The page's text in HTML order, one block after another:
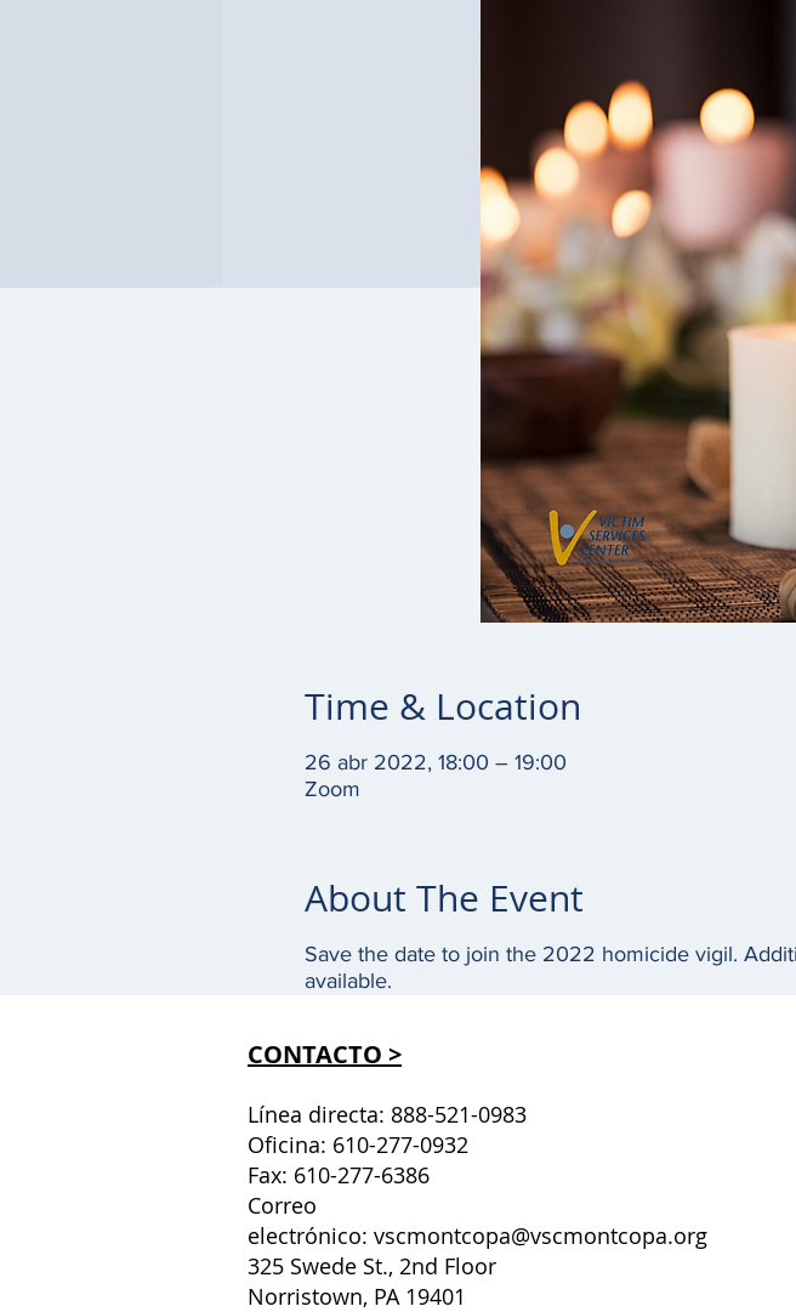
Time & Location
26 abr 2022, 18:00 – 19:00
Zoom
About The Event
Save the date to join the 2022 homicide vigil.
available.
CONTACTO >
Línea directa: 888-521-0983
Oficina: 610-277-0932
Fax: 610-277-6386
Correo
electrónico: vscmontcopa@vscmontcopa.org
325 Swede St., 2nd Floor
Norristown, PA 19401